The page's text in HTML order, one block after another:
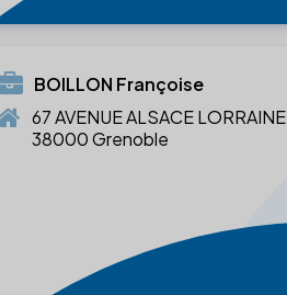
BOILLON Françoise
67 AVENUE ALSACE LORRAINE
38000 Grenoble